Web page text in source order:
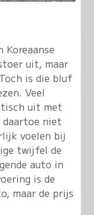
Koreaanse
uit, maar
is die bluf
Veel
uit met
daartoe niet
voelen bij
twijfel de
auto in
is de
maar de prijs